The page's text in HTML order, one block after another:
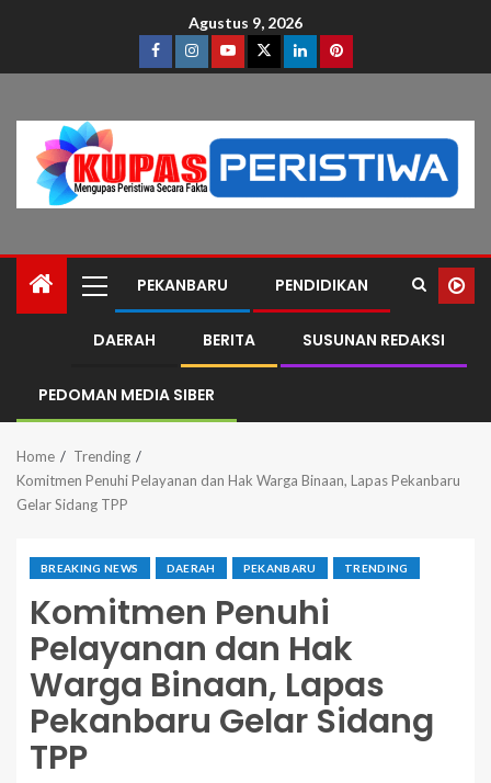
Agustus 9, 2026
PEKANBARU PENDIDIKAN
DAERAH BERITA SUSUNAN REDAKSI
PEDOMAN MEDIA SIBER
Home
Trending
Komitmen Penuhi Pelayanan dan Hak Warga Binaan, Lapas Pekanbaru
Gelar Sidang TPP
BREAKING NEWS DAERAH PEKANBARU TRENDING
Komitmen Penuhi
Pelayanan dan Hak
Warga Binaan, Lapas
Pekanbaru Gelar Sidang
TPP